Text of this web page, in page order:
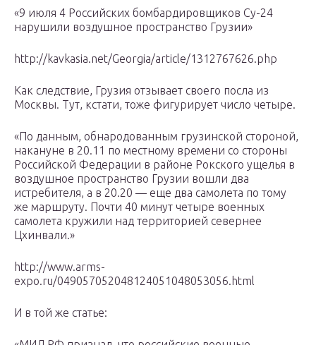
«9 июля 4 Российских бомбардировщиков Су-24
нарушили воздушное пространство Грузии»
http://kavkasia.net/Georgia/article/1312767626.php
Как следствие, Грузия отзывает своего посла из
Москвы. Тут, кстати, тоже фигурирует число четыре.
«По данным, обнародованным грузинской стороной,
накануне в 20.11 по местному времени со стороны
Российской Федерации в районе Рокского ущелья в
воздушное пространство Грузии вошли два
истребителя, а в 20.20 — еще два самолета по тому
же маршруту. Почти 40 минут четыре военных
самолета кружили над территорией севернее
Цхинвали.»
http://www.arms-
expo.ru/049057052048124051048053056.html
И в той же статье: